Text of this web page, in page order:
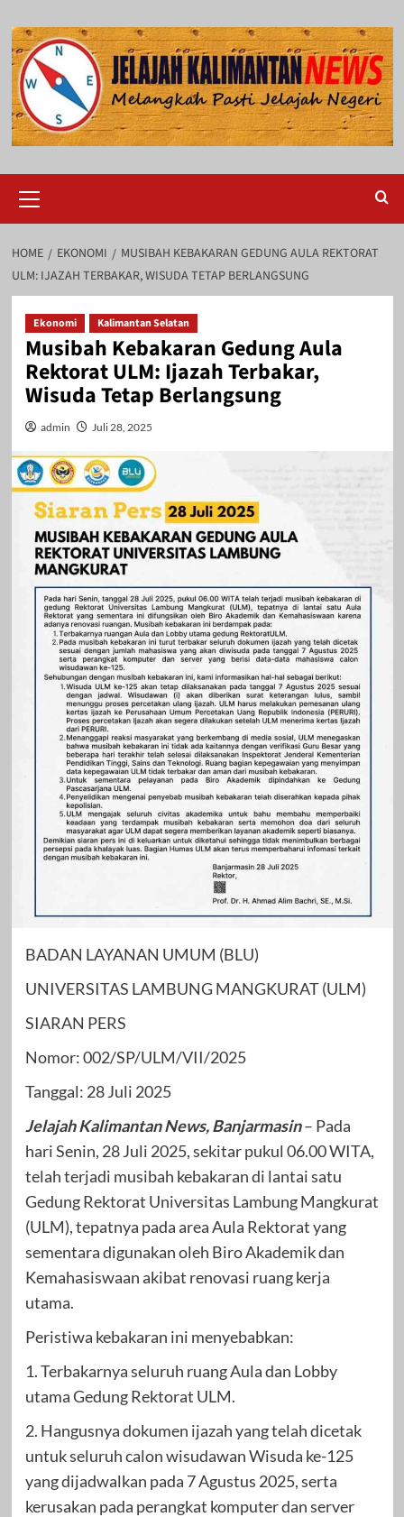
to
content
Menu
HOME EKONOMI
MUSIBAH KEBAKARAN GEDUNG AULA REKTORAT
ULM: IJAZAH TERBAKAR, WISUDA TETAP BERLANGSUNG
Ekonomi Kalimantan Selatan
Musibah Kebakaran Gedung Aula
Rektorat ULM: Ijazah Terbakar,
Wisuda Tetap Berlangsung
admin Juli 28, 2025
BADAN LAYANAN UMUM (BLU)
UNIVERSITAS LAMBUNG MANGKURAT (ULM)
SIARAN PERS
Nomor: 002/SP/ULM/VII/2025
Tanggal: 28 Juli 2025
Jelajah Kalimantan News, Banjarmasin– Pada
hari Senin, 28 Juli 2025, sekitar pukul 06.00 WITA,
telah terjadi musibah kebakaran di lantai satu
Gedung Rektorat Universitas Lambung Mangkurat
(ULM), tepatnya pada area Aula Rektorat yang
sementara digunakan oleh Biro Akademik dan
Kemahasiswaan akibat renovasi ruang kerja
utama.
Peristiwa kebakaran ini menyebabkan:
1. Terbakarnya seluruh ruang Aula dan Lobby
utama Gedung Rektorat ULM.
2. Hangusnya dokumen ijazah yang telah dicetak
untuk seluruh calon wisudawan Wisuda ke-125
yang dijadwalkan pada 7 Agustus 2025, serta
kerusakan pada perangkat komputer dan server